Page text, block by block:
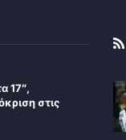
17″,
στις